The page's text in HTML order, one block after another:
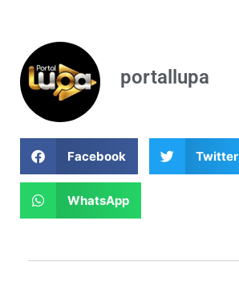
portallupa
Facebook Twitter
WhatsApp